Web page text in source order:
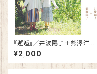
『邂逅』／井波陽子＋熊澤洋
子 CD
¥2,000